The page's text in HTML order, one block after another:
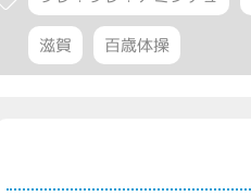
滋賀 百歳体操